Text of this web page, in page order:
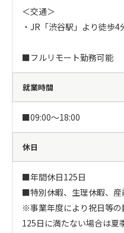
＜交通＞
・JR「渋谷駅」より徒歩4
■フルリモート勤務可能
就業時間
■09:00～18:00
休日
■年間休日125日
■特別休暇、生理休暇、
※事業年度により祝日等
125日に満たない場合は夏